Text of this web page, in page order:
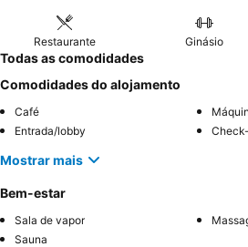
Restaurante Ginásio
Todas as comodidades
Comodidades do alojamento
Café
Entrada/lobby
Mostrar mais
Bem-estar
Sala de vapor
Sauna